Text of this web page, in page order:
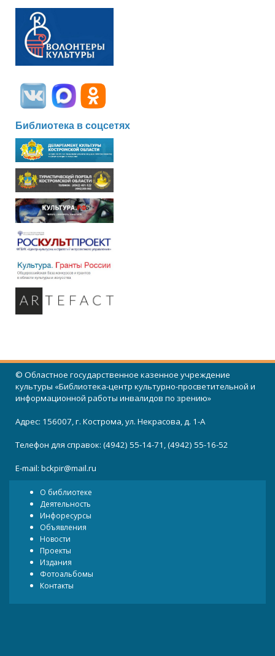
Библиотека в соцсетях
© Областное государственное казенное учреждение
культуры «Библиотека-центр культурно-просветительной и
информационной работы инвалидов по зрению»
Адрес: 156007, г. Кострома, ул. Некрасова, д. 1-А
Телефон для справок: (4942) 55-14-71, (4942) 55-16-52
E-mail: bckpir@mail.ru
О библиотеке
Деятельность
Инфоресурсы
Объявления
Новости
Проекты
Издания
Фотоальбомы
Контакты